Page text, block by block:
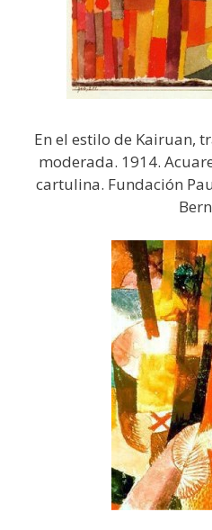
En el estilo de Kairuan,
moderada. 1914.
cartulina. Fundación